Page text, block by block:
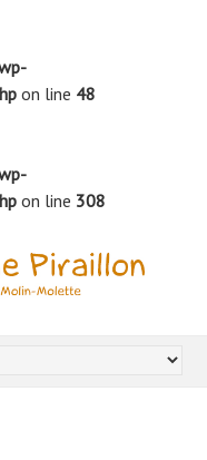
on line 48
on line 308